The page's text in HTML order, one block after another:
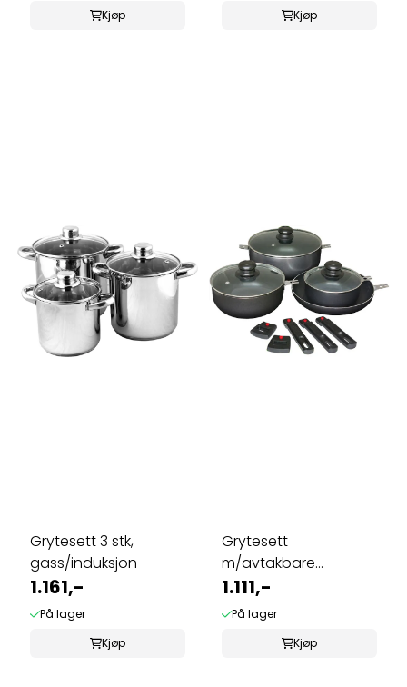
Kjøp Kjøp
Grytesett 3 stk,
gass/induksjon
1.161,-
På lager
Kjøp
Grytesett
m/avtakbare
håndtak
1.111,-
På lager
Kjøp